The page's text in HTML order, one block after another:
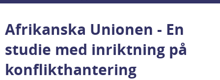
Afrikanska Unionen - En
studie med inriktning på
konflikthantering